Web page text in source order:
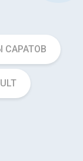
САРАТОВ